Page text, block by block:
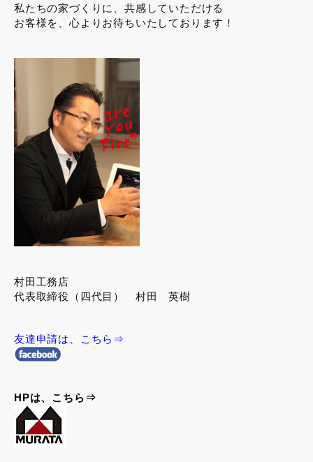
私たちの家づくりに、共感していただける
お客様を、心よりお待ちいたしております！
村田工務店
代表取締役（四代目） 村田 英樹
友達申請は、こちら⇒
HPは、こちら⇒